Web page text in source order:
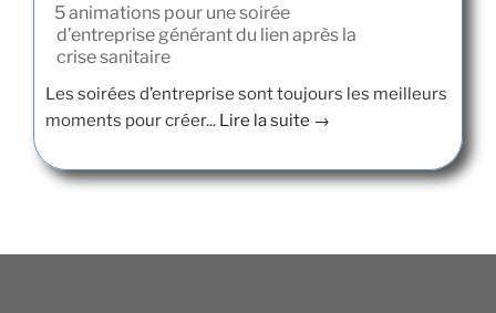
5 animations pour une soirée
d’entreprise générant du lien après la
crise sanitaire
Les soirées d’entreprise sont toujours les meilleurs
moments pour créer... Lire la suite →